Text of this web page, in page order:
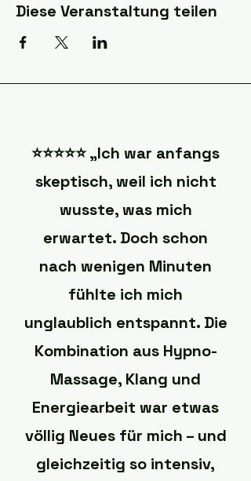
Diese Veranstaltung teilen
⭐️⭐️⭐️⭐️⭐️ „Ich war anfangs
skeptisch, weil ich nicht
wusste, was mich
erwartet. Doch schon
nach wenigen Minuten
fühlte ich mich
unglaublich entspannt. Die
Kombination aus Hypno-
Massage, Klang und
Energiearbeit war etwas
völlig Neues für mich – und
gleichzeitig so intensiv,